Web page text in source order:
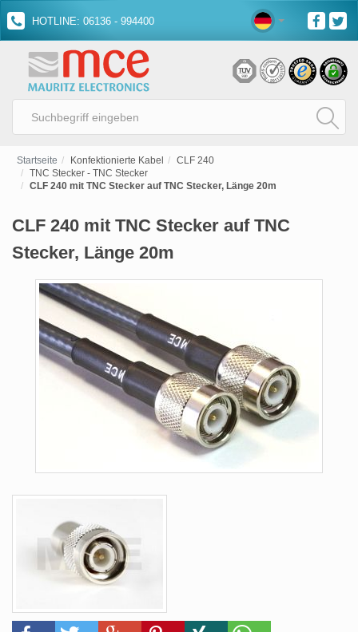
HOTLINE: 06136 - 994400
Startseite Konfektionierte Kabel
CLF 240
TNC Stecker - TNC Stecker
CLF 240 mit TNC Stecker auf TNC Stecker, Länge 20m
CLF 240 mit TNC Stecker auf TNC
Stecker, Länge 20m